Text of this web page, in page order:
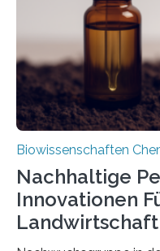
stellt gleichzeitig den
Mückenlarve aus dem
Biowissenschaften
Nachhaltige
Innovationen
Landwirtschaft